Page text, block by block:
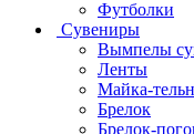
Футболки
Сувениры
Вымпелы
Ленты
Майка-
Брелок
Брелок-